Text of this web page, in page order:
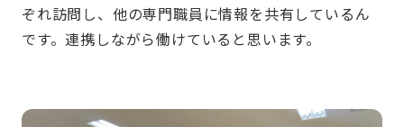
ぞれ訪問し、他の専門職員に情報を共有しているん
です。連携しながら働けていると思います。